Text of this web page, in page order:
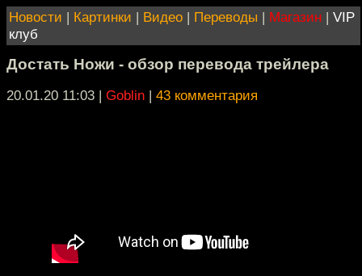
Новости | Картинки | Видео | Переводы | Магазин | VIP
клуб
Достать Ножи - обзор перевода трейлера
20.01.20 11:03 | Goblin | 43 комментария